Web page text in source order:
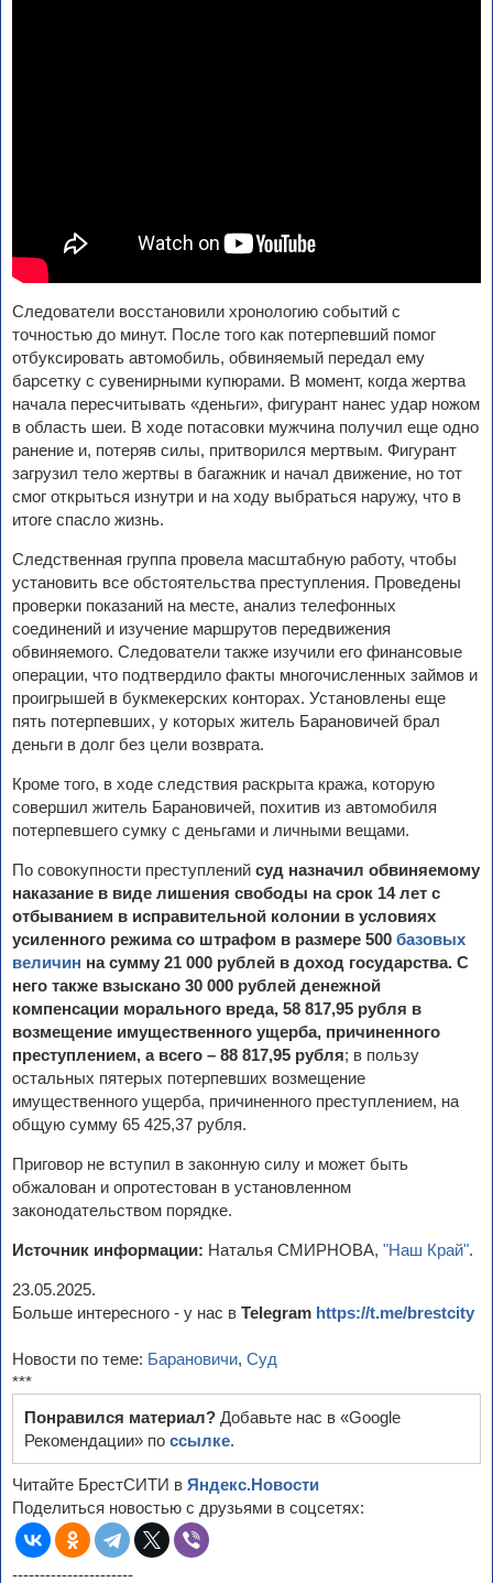
Следователи восстановили хронологию событий с
точностью до минут. После того как потерпевший помог
отбуксировать автомобиль, обвиняемый передал ему
барсетку с сувенирными купюрами. В момент, когда жертва
начала пересчитывать «деньги», фигурант нанес удар ножом
в область шеи. В ходе потасовки мужчина получил еще одно
ранение и, потеряв силы, притворился мертвым. Фигурант
загрузил тело жертвы в багажник и начал движение, но тот
смог открыться изнутри и на ходу выбраться наружу, что в
итоге спасло жизнь.
Следственная группа провела масштабную работу, чтобы
установить все обстоятельства преступления. Проведены
проверки показаний на месте, анализ телефонных
соединений и изучение маршрутов передвижения
обвиняемого. Следователи также изучили его финансовые
операции, что подтвердило факты многочисленных займов и
проигрышей в букмекерских конторах. Установлены еще
пять потерпевших, у которых житель Барановичей брал
деньги в долг без цели возврата.
Кроме того, в ходе следствия раскрыта кража, которую
совершил житель Барановичей, похитив из автомобиля
потерпевшего сумку с деньгами и личными вещами.
По совокупности преступлений суд назначил обвиняемому
наказание в виде лишения свободы на срок 14 лет с
отбыванием в исправительной колонии в условиях
усиленного режима со штрафом в размере 500 базовых
величин на сумму 21 000 рублей в доход государства. С
него также взыскано 30 000 рублей денежной
компенсации морального вреда, 58 817,95 рубля в
возмещение имущественного ущерба, причиненного
преступлением, а всего – 88 817,95 рубля; в пользу
остальных пятерых потерпевших возмещение
имущественного ущерба, причиненного преступлением, на
общую сумму 65 425,37 рубля.
Приговор не вступил в законную силу и может быть
обжалован и опротестован в установленном
законодательством порядке.
Источник информации: Наталья СМИРНОВА, "Наш Край".
23.05.2025.
Больше интересного - у нас в Telegram https://t.me/brestcity
Новости по теме: Барановичи, Суд
***
Понравился материал? Добавьте нас в «Google
Рекомендации» по ссылке.
Читайте БрестСИТИ в Яндекс.Новости
Поделиться новостью с друзьями в соцсетях:
----------------------